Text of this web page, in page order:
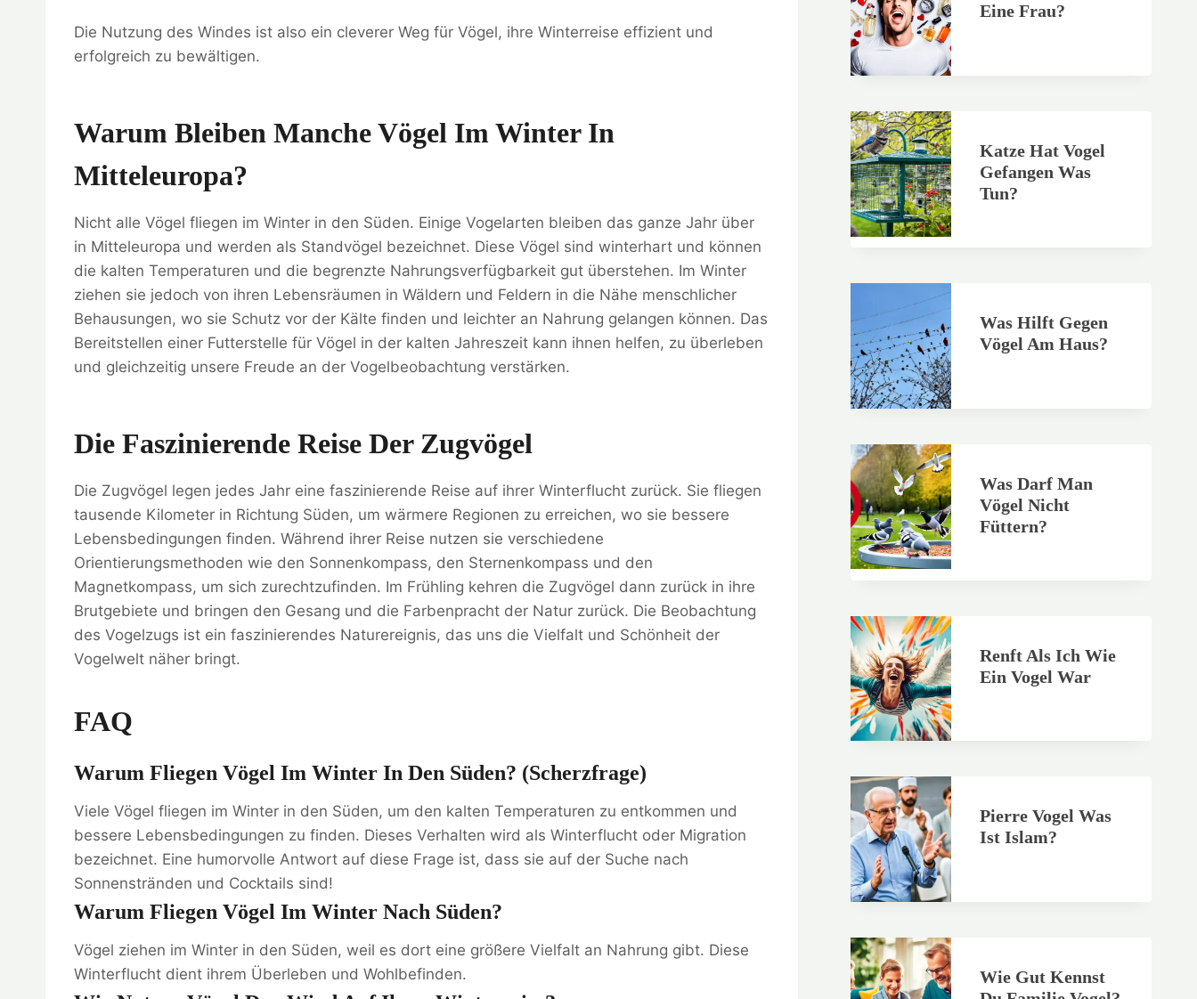
Die Nutzung des Windes ist also ein cleverer Weg für Vögel, ihre Winterreise effizient und
erfolgreich zu bewältigen.
Warum Bleiben Manche Vögel Im Winter In
Mitteleuropa?
Nicht alle Vögel fliegen im Winter in den Süden. Einige Vogelarten bleiben das ganze Jahr über
in Mitteleuropa und werden als Standvögel bezeichnet. Diese Vögel sind winterhart und können
die kalten Temperaturen und die begrenzte Nahrungsverfügbarkeit gut überstehen. Im Winter
ziehen sie jedoch von ihren Lebensräumen in Wäldern und Feldern in die Nähe menschlicher
Behausungen, wo sie Schutz vor der Kälte finden und leichter an Nahrung gelangen können. Das
Bereitstellen einer Futterstelle für Vögel in der kalten Jahreszeit kann ihnen helfen, zu überleben
und gleichzeitig unsere Freude an der Vogelbeobachtung verstärken.
Die Faszinierende Reise Der Zugvögel
Die Zugvögel legen jedes Jahr eine faszinierende Reise auf ihrer Winterflucht zurück. Sie fliegen
tausende Kilometer in Richtung Süden, um wärmere Regionen zu erreichen, wo sie bessere
Lebensbedingungen finden. Während ihrer Reise nutzen sie verschiedene
Orientierungsmethoden wie den Sonnenkompass, den Sternenkompass und den
Magnetkompass, um sich zurechtzufinden. Im Frühling kehren die Zugvögel dann zurück in ihre
Brutgebiete und bringen den Gesang und die Farbenpracht der Natur zurück. Die Beobachtung
des Vogelzugs ist ein faszinierendes Naturereignis, das uns die Vielfalt und Schönheit der
Vogelwelt näher bringt.
FAQ
Warum Fliegen Vögel Im Winter In Den Süden? (Scherzfrage)
Viele Vögel fliegen im Winter in den Süden, um den kalten Temperaturen zu entkommen und
bessere Lebensbedingungen zu finden. Dieses Verhalten wird als Winterflucht oder Migration
bezeichnet. Eine humorvolle Antwort auf diese Frage ist, dass sie auf der Suche nach
Sonnenstränden und Cocktails sind!
Warum Fliegen Vögel Im Winter Nach Süden?
Vögel ziehen im Winter in den Süden, weil es dort eine größere Vielfalt an Nahrung gibt. Diese
Winterflucht dient ihrem Überleben und Wohlbefinden.
Eine Frau?
Katze Hat Vogel
Gefangen Was
Tun?
Was Hilft Gegen
Vögel Am Haus?
Was Darf Man
Vögel Nicht
Füttern?
Renft Als Ich Wie
Ein Vogel War
Pierre Vogel Was
Ist Islam?
Wie Gut Kennst